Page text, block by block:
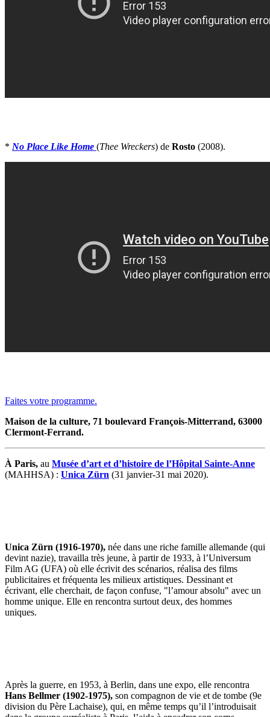
* No Place Like Home (Thee Wreckers) de Rosto (2008).
Faites votre programme.
Maison de la culture, 71 boulevard François-Mitterrand, 63000
Clermont-Ferrand.
À Paris, au Musée d’art et d’histoire de l’Hôpital Sainte-Anne
(MAHHSA) : Unica Zürn (31 janvier-31 mai 2020).
Unica Zürn (1916-1970), née dans une riche famille allemande (qui
devint nazie), travailla très jeune, à partir de 1933, à l’Universum
Film AG (UFA) où elle écrivit des scénarios, réalisa des films
publicitaires et fréquenta les milieux artistiques. Dessinant et
écrivant, elle cherchait, de façon confuse, "l’amour absolu" avec un
homme unique. Elle en rencontra surtout deux, des hommes
uniques.
Après la guerre, en 1953, à Berlin, dans une expo, elle rencontra
Hans Bellmer (1902-1975), son compagnon de vie et de tombe (9e
division du Père Lachaise), qui, en même temps qu’il l’introduisait